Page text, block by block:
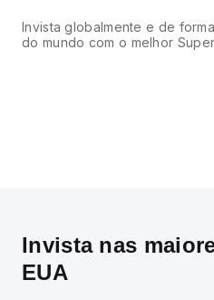
Invista globalmente e de
do mundo com o melhor
Invista nas
EUA